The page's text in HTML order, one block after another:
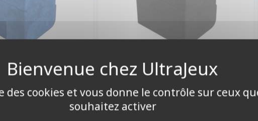
44,90 €
Disponible
44,90 €
Disponible
des cookies et vous donne le contrôle sur ceux
souhaitez activer